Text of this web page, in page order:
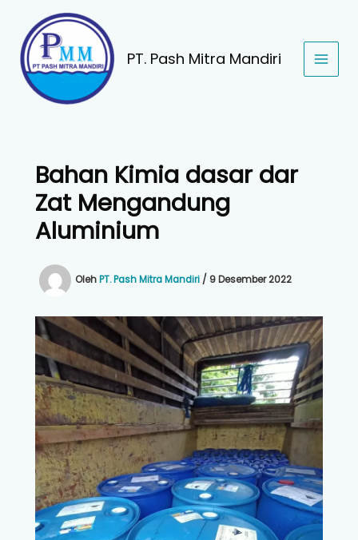
konten
PT. Pash Mitra Mandiri
Bahan Kimia dasar dar
Zat Mengandung
Aluminium
OlehPT. Pash Mitra Mandiri / 9 Desember 2022